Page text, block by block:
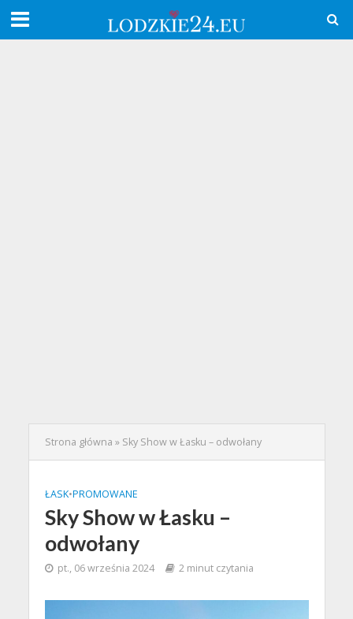
Strona główna » Sky Show w Łasku – odwołany
ŁASK•PROMOWANE
Sky Show w Łasku –
odwołany
pt., 06 września 2024 2 minut czytania